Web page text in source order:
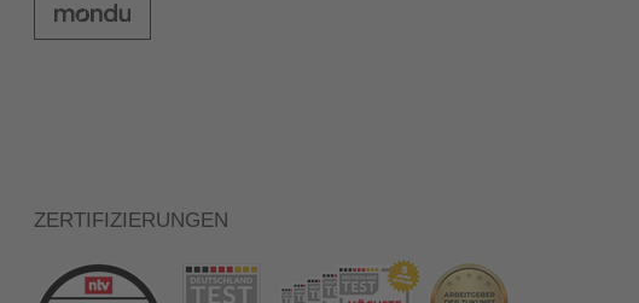
ZERTIFIZIERUNGEN